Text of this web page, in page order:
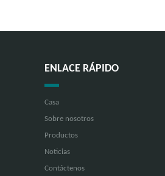
ENLACE RÁPIDO
Casa
Sobre nosotros
Productos
Noticias
Contáctenos